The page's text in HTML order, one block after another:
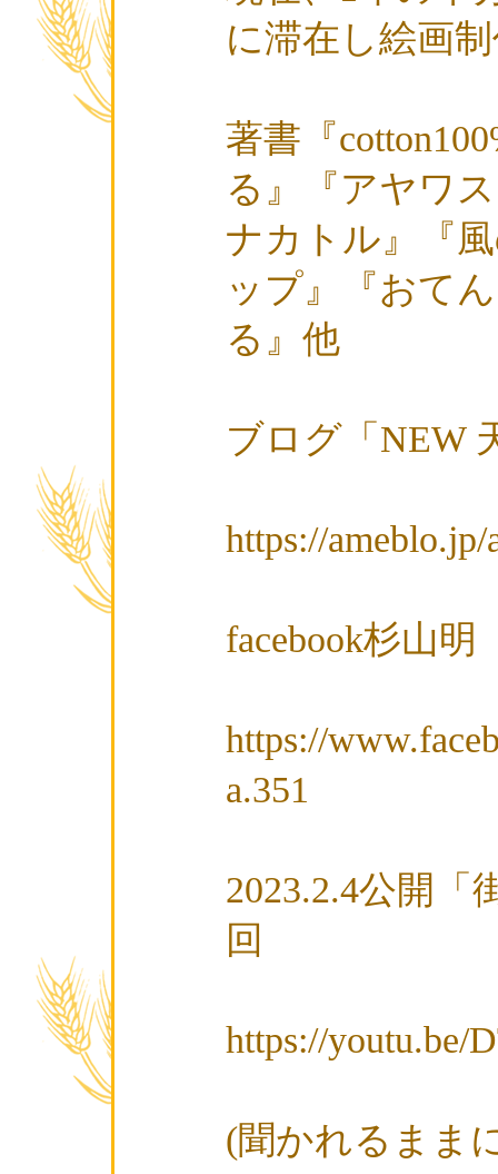
に滞在し絵画
著書『
る』『アヤワ
ナカトル』『
ップ』『おて
る』他
ブログ「NEW
https://ameblo.jp/
facebook杉山明
https://
a.351
2023.2.4公開「
回
https://youtu.be/
(聞かれるまま